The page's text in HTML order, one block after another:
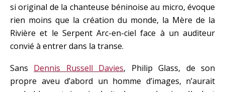
si original de la chanteuse béninoise au micro, évoque
rien moins que la création du monde, la Mère de la
Rivière et le Serpent Arc-en-ciel face à un auditeur
convié à entrer dans la transe.
Sans Dennis Russell Davies, Philip Glass, de son
propre aveu d’abord un homme d’images, n’aurait